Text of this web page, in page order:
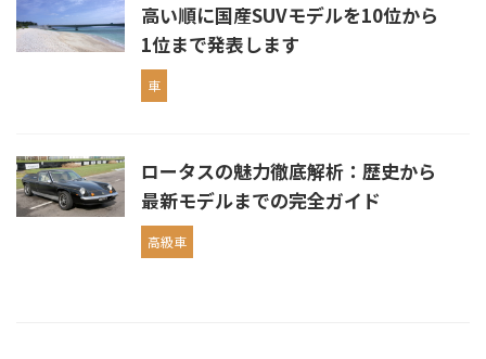
高い順に国産SUVモデルを10位から
1位まで発表します
車
ロータスの魅力徹底解析：歴史から
最新モデルまでの完全ガイド
高級車